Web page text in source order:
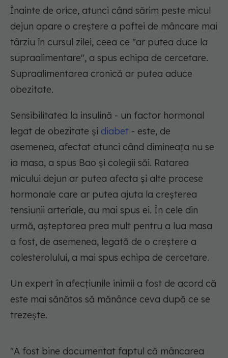
Înainte de orice, atunci când sărim peste micul
dejun apare o creștere a poftei de mâncare mai
târziu în cursul zilei, ceea ce "ar putea duce la
supraalimentare", a spus echipa de cercetare.
Supraalimentarea cronică ar putea aduce
obezitate.
Sensibilitatea la insulină - un factor hormonal
legat de obezitate și diabet - este, de
asemenea, afectat atunci când dimineața nu se
ia masa, a spus Bao și colegii săi. Ratarea
micului dejun ar putea afecta și alte procese
hormonale care ar putea ajuta la creșterea
tensiunii arteriale, au mai spus ei. În cele din
urmă, așteptarea prea mult pentru a lua masa
a fost, de asemenea, legată de o creștere a
colesterolului, a mai spus echipa de cercetare.
Un expert în afecțiunile inimii a fost de acord că
este mai sănătos să mănânce ceva după ce se
trezește.
"A fost bine documentat faptul că mâncarea